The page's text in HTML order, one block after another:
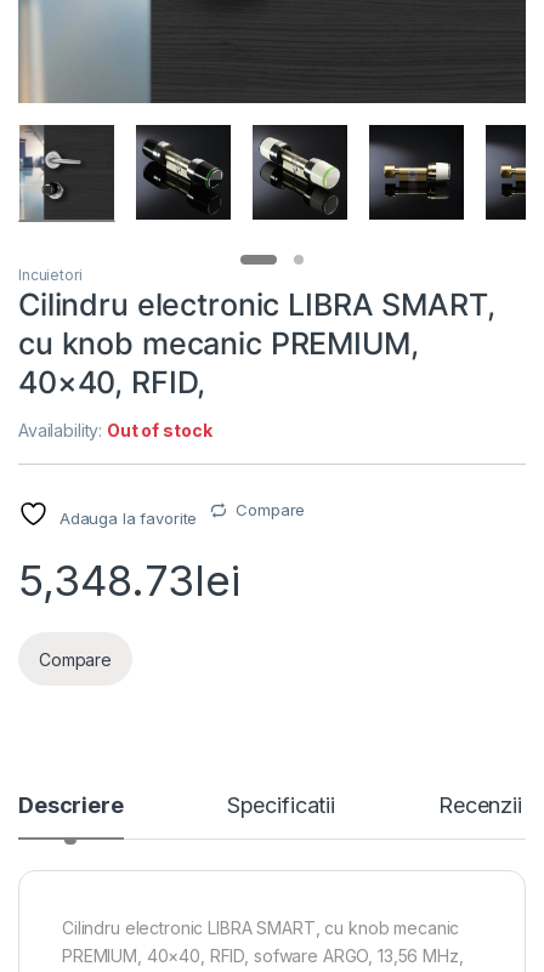
Incuietori
Cilindru electronic LIBRA SMART,
cu knob mecanic PREMIUM,
40×40, RFID,
Availability: Out of stock
Adauga la favorite Compare
5,348.73lei
Compare
Descriere Specificatii Recenzii
Cilindru electronic LIBRA SMART, cu knob mecanic
PREMIUM, 40×40, RFID, sofware ARGO, 13,56 MHz,